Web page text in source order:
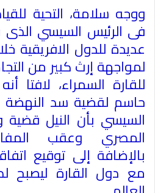
ووجه سلامة، التحية
فى الرئيس السيسي الذى
عديدة للدول الافريقية
لمواجهة إرث كبير من
للقارة السمراء،
حاسم لقضية سد النهضة
السيسي بأن النيل
المصري وعقب
بالإضافة إلى توقيع
مع دول القارة ليصبح